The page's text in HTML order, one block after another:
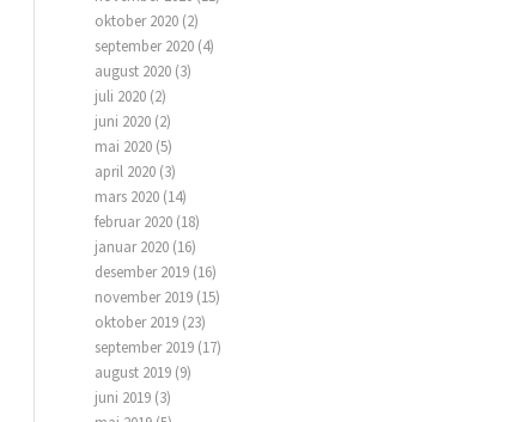
oktober 2020 (2)
september 2020 (4)
august 2020 (3)
juli 2020 (2)
juni 2020 (2)
mai 2020 (5)
april 2020 (3)
mars 2020 (14)
februar 2020 (18)
januar 2020 (16)
desember 2019 (16)
november 2019 (15)
oktober 2019 (23)
september 2019 (17)
august 2019 (9)
juni 2019 (3)